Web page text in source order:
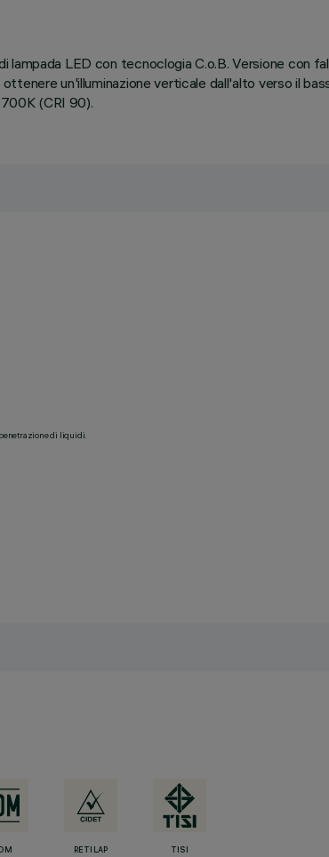
LED con tecnoclogia C.o.B. Versione con
un'illuminazione verticale dall'alto verso il
(CRI 90).
di liquidi.
RETILAP TISI